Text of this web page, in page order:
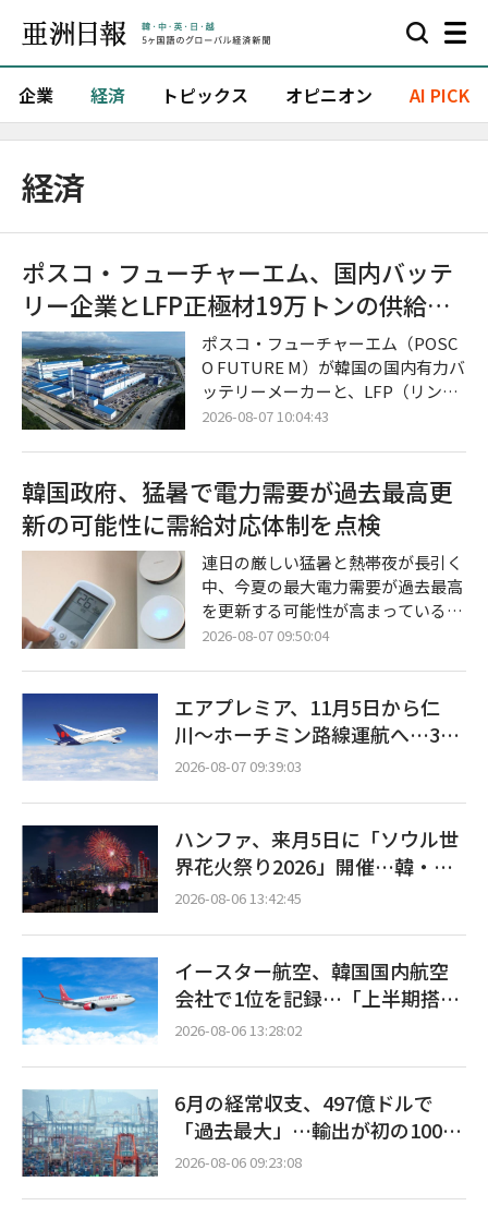
企業 経済 トピックス オピニオン AI PICK
経済
ポスコ・フューチャーエム、国内バッテ
リー企業とLFP正極材19万トンの供給契
約を締結
ポスコ・フューチャーエム（POSC
O FUTURE M）が韓国の国内有力バ
ッテリーメーカーと、LFP（リン酸
鉄リチウム）用正極材の大規模な長
合意は、北米におけるエネルギー貯
蔵システム（ESS）の爆発的な需要
に先手を打って対応するために締結
されたものである。ポスコ・フュー
チャーエムは来年から2032年までの
6年間、19万トン以上のLFP用正極
材を同バッテリー企業に供給する予
ついての詳細な協議を進め、第3四
半期中に正式契
2026-08-07 10:04:43
韓国政府、猛暑で電力需要が過去最高更
新の可能性に需給対応体制を点検
連日の厳しい猛暑と熱帯夜が長引く
中、今夏の最大電力需要が過去最高
を更新する可能性が高まっている。
韓国政府は、夏季休暇の消化後に産
予備資源の確保状況について集中的
な点検に乗り出した。 気候エネルギ
市（ナジュシ）の電力取引所本館に
て、キム・ソンファン長官の主宰に
よる「夏季電力需給点検会議」を開
催すると明らかにした。 今回の会議
は、北太平洋高気圧とチベット高気
圧の複合的な影響により全国的な猛
2026-08-07 09:50:04
エアプレミア、11月5日から仁
川〜ホーチミン路線運航へ…3年
2ヶ月ぶりの再開
2026-08-07 09:39:03
ハンファ、来月5日に「ソウル世
界花火祭り2026」開催…韓・
米・英の3カ国が参加
2026-08-06 13:42:45
イースター航空、韓国国内航空
会社で1位を記録…「上半期搭乗
率93%」
2026-08-06 13:28:02
6月の経常収支、497億ドルで
「過去最大」…輸出が初の1000
億ドル突破
2026-08-06 09:23:08